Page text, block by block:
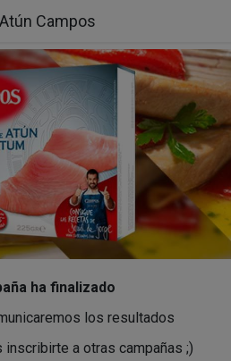
Atún Campos
ha finalizado
los resultados
inscribirte a otras campañas ;)